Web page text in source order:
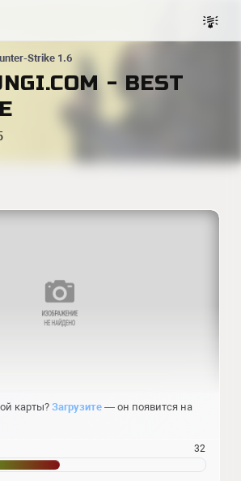
Strike 1.6
- BEST
карты? Загрузите — он появится на
32